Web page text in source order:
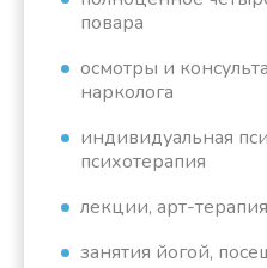
повара
осмотры и
нарколога
индивидуальная
психотерапия
лекции, арт-
занятия йогой,